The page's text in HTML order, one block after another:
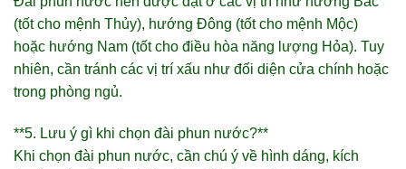
(tốt cho mệnh Thủy), hướng Đông (tốt cho mệnh Mộc)
hoặc hướng Nam (tốt cho điều hòa năng lượng Hỏa). Tuy
nhiên, cần tránh các vị trí xấu như đối diện cửa chính hoặc
trong phòng ngủ.
**5. Lưu ý gì khi chọn đài phun nước?**
Khi chọn đài phun nước, cần chú ý về hình dáng, kích